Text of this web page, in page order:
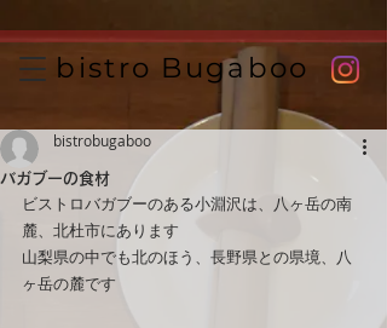
bistro Bugaboo
バガブーの食材
bistrobugaboo
ビストロバガブーのある小淵沢は、八ヶ岳の南
麓、北杜市にあります
山梨県の中でも北のほう、長野県との県境、八
ヶ岳の麓です